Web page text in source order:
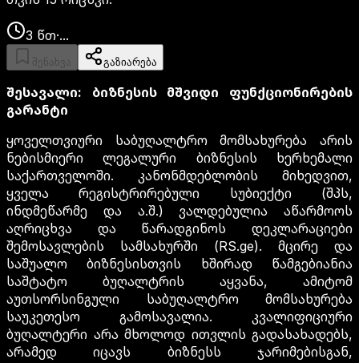
3 წთ·...
შენახვა გაზიარება
შესავალი: ბიზნესის მშვიდი ფუნქციონირების
გარანტი
ყოველთვიური საბუღალტრო მომსახურება არის
ნებისმიერი ლეგალური ბიზნესის ხერხემალი
საქართველოში. კანონმდებლობის მიხედვით,
ყველა რეგისტრირებული სუბიექტი (შპს,
ინდმეწარმე და ა.შ.) ვალდებულია აწარმოოს
აღრიცხვა და წარადგინოს დეკლარაციები
შემოსავლების სამსახურში (RS.ge). მცირე და
საშუალო ბიზნესისთვის ხშირად წამგებიანია
საშტატო ბუღალტრის აყვანა, ამიტომ
აუთსორსინგული საბუღალტრო მომსახურება
საუკეთესო გამოსავალია. კვალიფიციური
ბუღალტერი არა მხოლოდ ითვლის გადასახადებს,
არამედ იცავს ბიზნესს ჯარიმებისგან,